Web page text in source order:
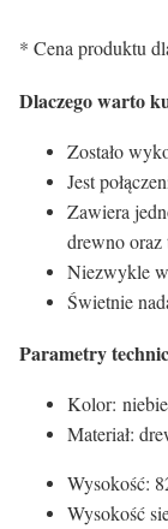
* Cena produktu
Dlaczego warto
Zostało
Jest
Zawiera
drewno oraz
Niezwykle
Świetnie
Parametry
Kolor:
Materiał:
Wysokość:
Wysokość